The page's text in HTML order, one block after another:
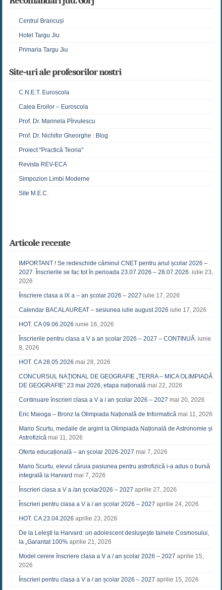
Centrul Brancuși
Hotel Targu Jiu
Primaria Targu Jiu
Site-uri ale profesorilor nostri
C.N.E.T. Euroscola
Calea Eroilor – Euroscola
Prof. Dr. Marinela Pîrvulescu
Prof. Dr. Nichifor Gheorghe : Blog
Proiect "Practică Teoria"
Revista REV-ECA
Simpozion Limbi Moderne
Site M.E.C.
Articole recente
IMPORTANT ! Se redeschide căminul CNET pentru anul școlar 2026 –
2027. Înscrierile se fac tot în perioada 23.07.2026 – 28.07.2026. iulie 23,
2026
Înscriere clasa a IX a – an școlar 2026 – 2027 iulie 17, 2026
Calendar BACALAUREAT – sesiunea iulie august 2026 iulie 17, 2026
HOT. CA 09.06.2026 iunie 16, 2026
Înscrierile pentru clasa a V a an școlar 2026 – 2027 – CONTINUĂ. iunie
8, 2026
HOT. CA 28.05.2026 mai 28, 2026
CONCURSUL NAŢIONAL DE GEOGRAFIE „TERRA – MICA OLIMPIADĂ
DE GEOGRAFIE” 23 mai 2026, etapa națională mai 22, 2026
Continuare înscrieri clasa a V a / an școlar 2026 – 2027 mai 20, 2026
Eric Maioga – Bronz la Olimpiada Națională de Informatică mai 11, 2026
Mario Scurtu, medalie de argint la Olimpiada Națională de Astronomie și
Astrofizică mai 11, 2026
Oferta educațională – an școlar 2026-2027 mai 7, 2026
Mario Scurtu, elevul căruia pasiunea pentru astrofizică i-a adus o bursă
integrală la Harvard mai 7, 2026
Înscrieri clasa a V a /an școlar2026 – 2027 aprilie 27, 2026
Înscrieri pentru clasa a V a / an școlar 2026 – 2027 aprilie 24, 2026
HOT. CA 23.04.2026 aprilie 23, 2026
De la Leleşti la Harvard: un adolescent desluşeşte tainele Cosmosului,
la „Garantat 100% aprilie 21, 2026
Model cerere înscriere clasa a V a / an școlar 2026 – 2027 aprilie 15,
2026
Înscrieri pentru clasa a V a / an școlar 2026 – 2027 aprilie 15, 2026